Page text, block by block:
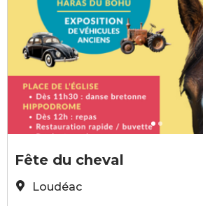
Fête du cheval
Loudéac